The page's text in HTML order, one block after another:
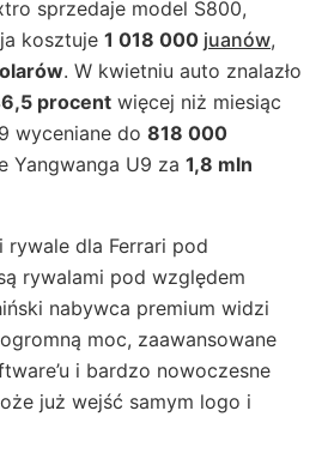
sprzedaje model S800,
kosztuje 1 018 000 juanów,
. W kwietniu auto znalazło
procent więcej niż miesiąc
wyceniane do 818 000
Yangwanga U9 za 1,8 mln
rywale dla Ferrari pod
rywalami pod względem
nabywca premium widzi
moc, zaawansowane
i bardzo nowoczesne
już wejść samym logo i